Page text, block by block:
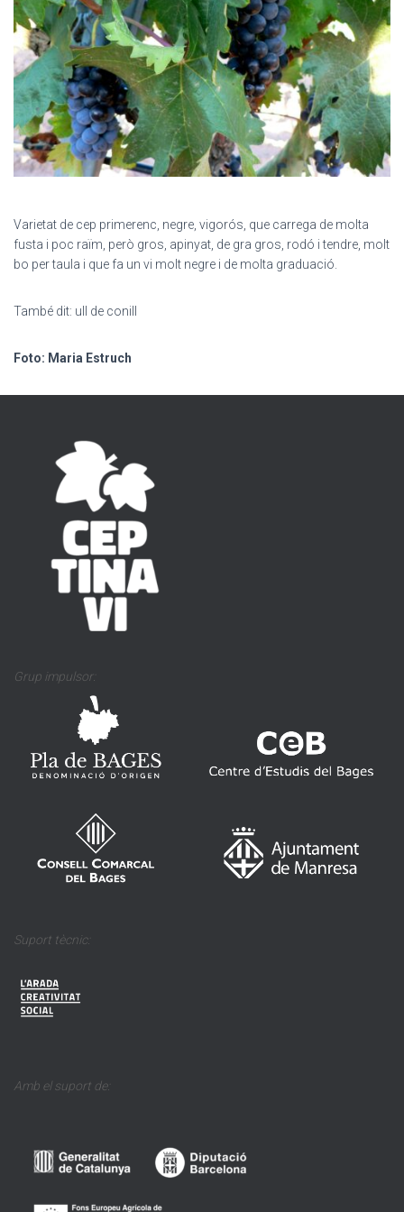
Varietat de cep primerenc, negre, vigorós, que carrega de molta
fusta i poc raïm, però gros, apinyat, de gra gros, rodó i tendre, molt
bo per taula i que fa un vi molt negre i de molta graduació.
També dit: ull de conill
Foto: Maria Estruch
Grup impulsor:
Suport tècnic:
Amb el suport de: